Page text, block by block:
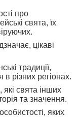
про
свята, їх
цікаві
традиції,
в різних регіонах.
свята інших
та значення.
яких